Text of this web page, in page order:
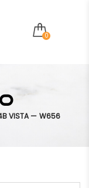
0
VISTA — W656